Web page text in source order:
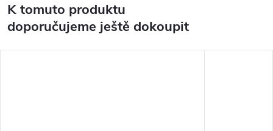
K tomuto produktu
doporučujeme ještě dokoupit